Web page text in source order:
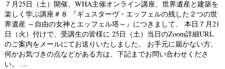
７月25日（土）開催、WHA主催オンライン講座、世界遺産と建築を
楽しく学ぶ講座＃８ 『ギュスターヴ・エッフェルの残した２つの世
界遺産 ～自由の女神とエッフェル塔～』につきまして、 本日７月21
日（火）付けで、受講生の皆様に 25日（土）当日のZoom詳細URL
のご案内をメールにてお送りいたしました。 お手元に届かない方、
何かお気づきの点などがある方は、下記までお問い合わせくださ
い。 …